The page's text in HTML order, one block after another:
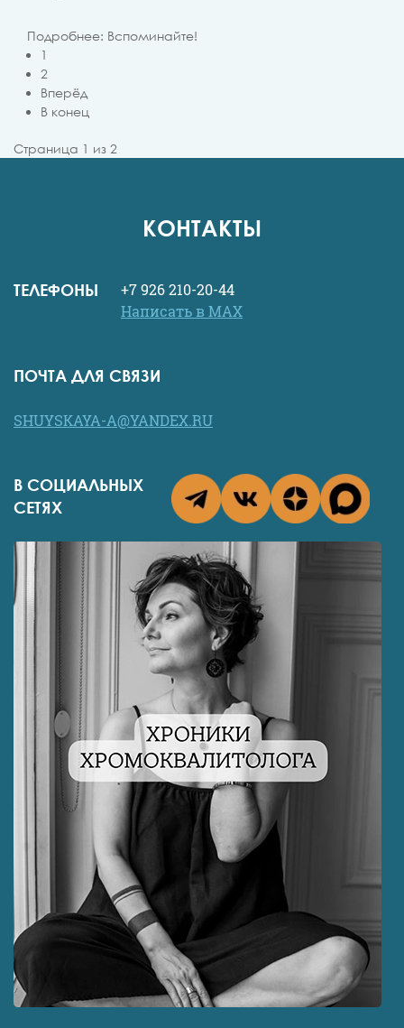
Подробнее: Вспоминайте!
1
2
Вперёд
В конец
Страница 1 из 2
КОНТАКТЫ
ТЕЛЕФОНЫ
+7 926 210-20-44
Написать в MAX
ПОЧТА ДЛЯ СВЯЗИ
SHUYSKAYA-A@YANDEX.RU
В СОЦИАЛЬНЫХ
СЕТЯХ